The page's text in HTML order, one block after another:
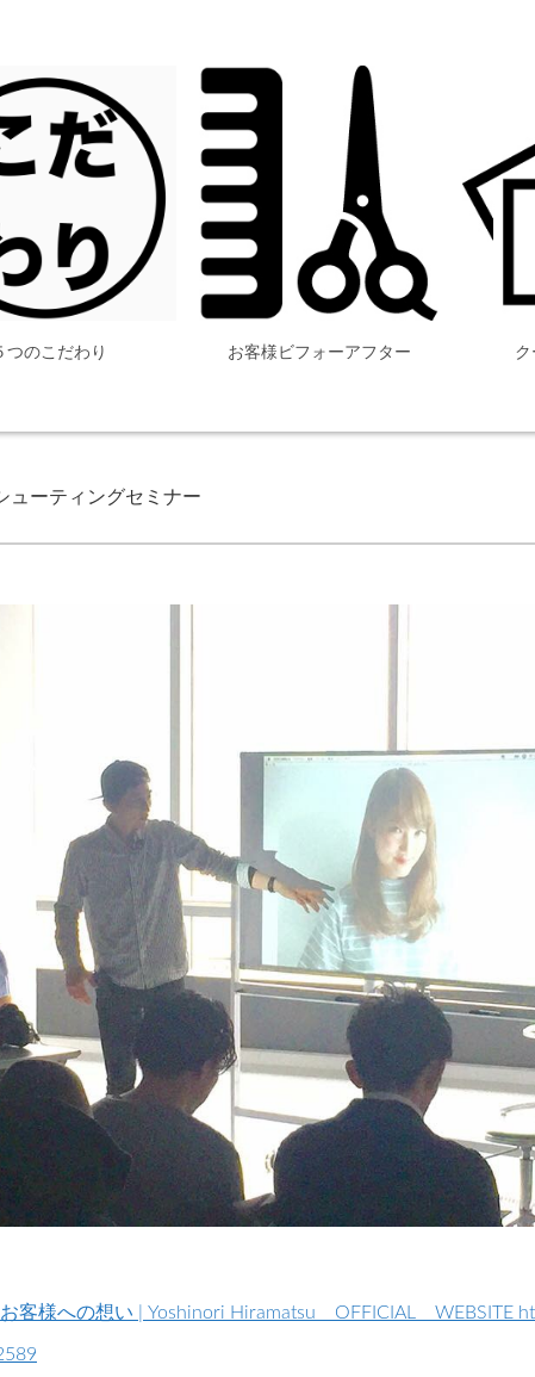
つのこだわり お客様ビフォーアフター ク
ューティングセミナー
客様への想い | Yoshinori Hiramatsu OFFICIAL WEBSITE